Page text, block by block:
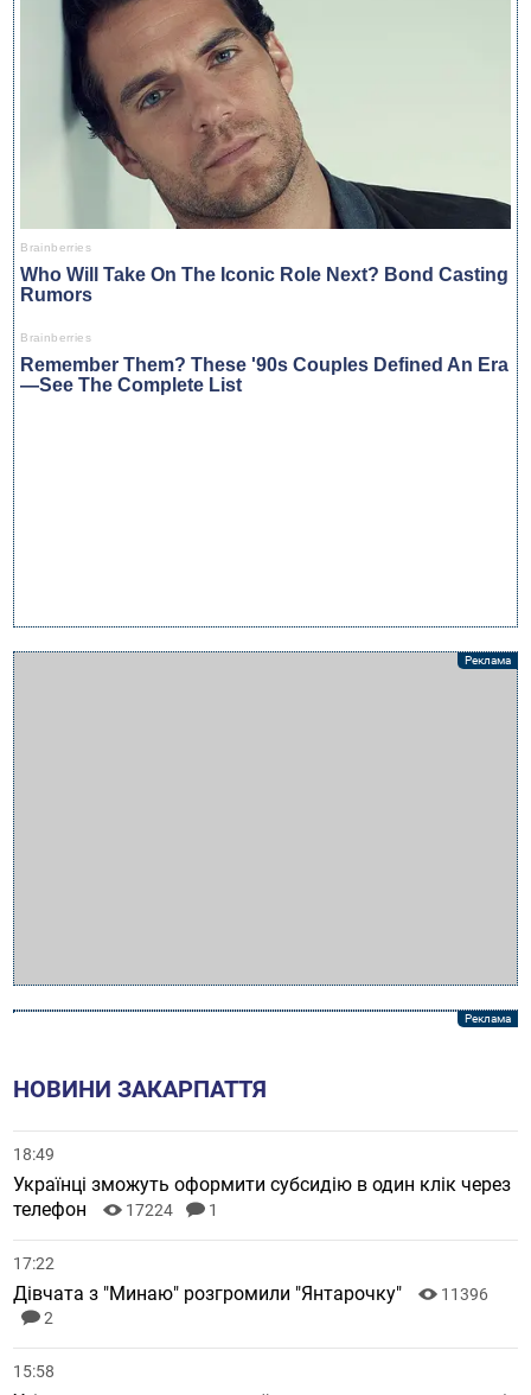
НОВИНИ ЗАКАРПАТТЯ
18:49
Українці зможуть оформити субсидію в один клік через
телефон
17224 1
17:22
Дівчата з "Минаю" розгромили "Янтарочку"
11396
2
15:58